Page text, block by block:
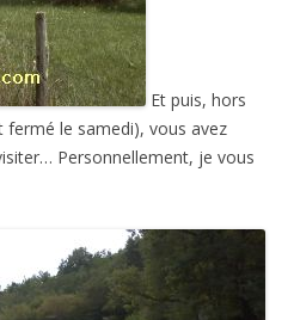
Et puis, hors
fermé le samedi), vous avez
Personnellement, je vous